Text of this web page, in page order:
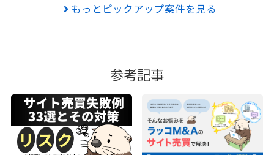
もっとピックアップ案件を見る
参考記事